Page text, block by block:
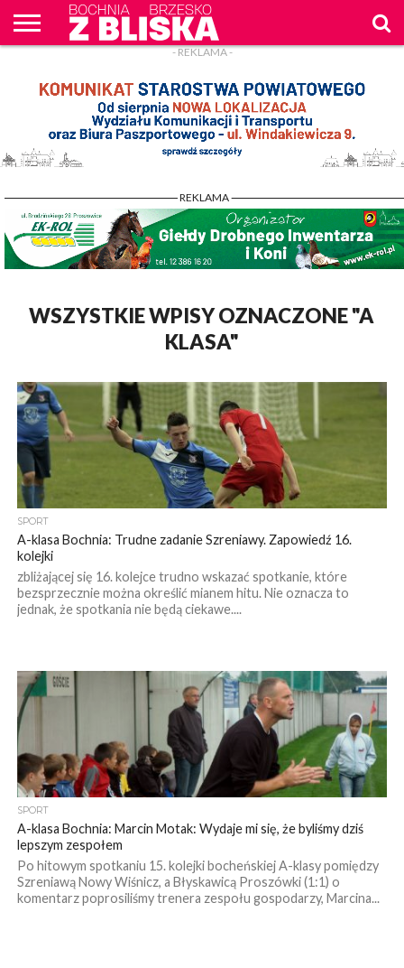
WPROST
REKLAM
- REKLAMA -
- REKLAMA -
WSZYSTKIE WPISY OZNACZONE "A
KLASA"
SPORT
A-klasa Bochnia: Trudne zadanie Szreniawy. Zapowiedź 16.
kolejki
zbliżającej się 16. kolejce trudno wskazać spotkanie, które
bezsprzecznie można określić mianem hitu. Nie oznacza to
jednak, że spotkania nie będą ciekawe....
SPORT
A-klasa Bochnia: Marcin Motak: Wydaje mi się, że byliśmy dziś
lepszym zespołem
Po hitowym spotkaniu 15. kolejki bocheńskiej A-klasy pomiędzy
Szreniawą Nowy Wiśnicz, a Błyskawicą Proszówki (1:1) o
komentarz poprosiliśmy trenera zespołu gospodarzy, Marcina...